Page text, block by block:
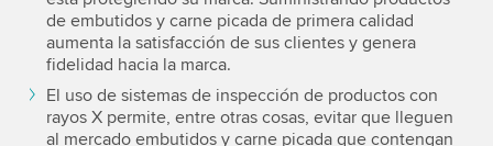
de embutidos y carne picada de primera calidad
aumenta la satisfacción de sus clientes y genera
fidelidad hacia la marca.
El uso de sistemas de inspección de productos con
rayos X permite, entre otras cosas, evitar que lleguen
al mercado embutidos y carne picada que contengan